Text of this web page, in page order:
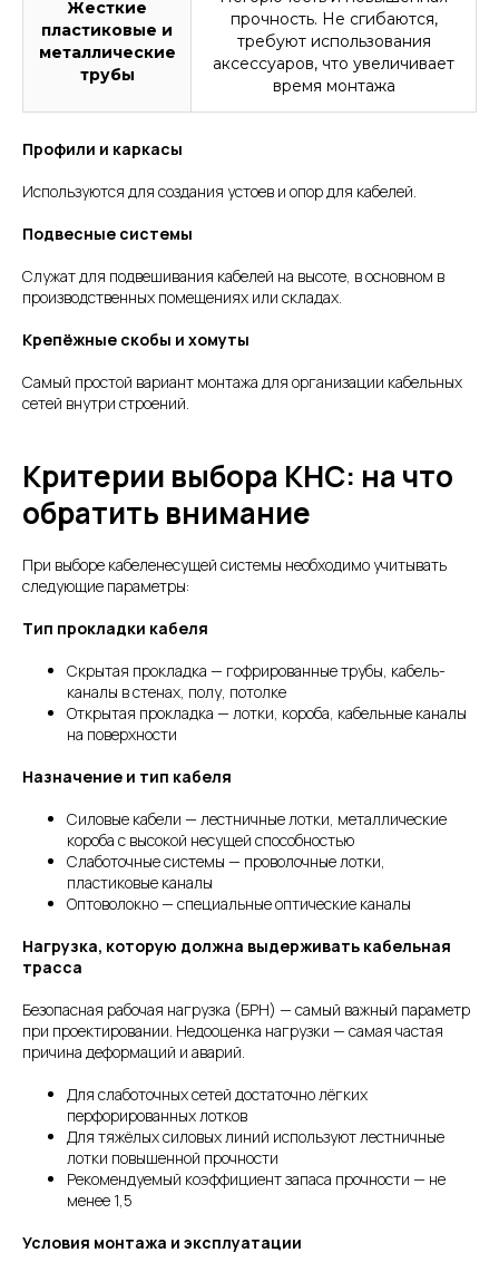
Жесткие
пластиковые и
металлические
трубы
прочность. Не сгибаются,
требуют использования
аксессуаров, что увеличивает
время монтажа
Профили и каркасы
Используются для создания устоев и опор для кабелей.
Подвесные системы
Служат для подвешивания кабелей на высоте, в основном в
производственных помещениях или складах.
Крепёжные скобы и хомуты
Самый простой вариант монтажа для организации кабельных
сетей внутри строений.
Критерии выбора КНС: на что
обратить внимание
При выборе кабеленесущей системы необходимо учитывать
следующие параметры:
Тип прокладки кабеля
Скрытая прокладка — гофрированные трубы, кабель-
каналы в стенах, полу, потолке
Открытая прокладка — лотки, короба, кабельные каналы
на поверхности
Назначение и тип кабеля
Силовые кабели — лестничные лотки, металлические
короба с высокой несущей способностью
Слаботочные системы — проволочные лотки,
пластиковые каналы
Оптоволокно — специальные оптические каналы
Нагрузка, которую должна выдерживать кабельная
трасса
Безопасная рабочая нагрузка (БРН) — самый важный параметр
при проектировании. Недооценка нагрузки — самая частая
причина деформаций и аварий.
Для слаботочных сетей достаточно лёгких
перфорированных лотков
Для тяжёлых силовых линий используют лестничные
лотки повышенной прочности
Рекомендуемый коэффициент запаса прочности — не
менее 1,5
Условия монтажа и эксплуатации